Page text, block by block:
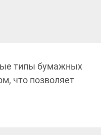
типы бумажных
что позволяет